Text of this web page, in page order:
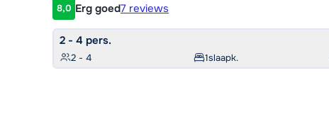
Klantwaardering
8,0 Erg goed7 reviews
2 - 4 pers.
2 - 4 1slaapk.